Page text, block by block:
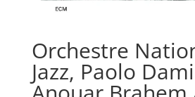
Orchestre
Jazz, Paolo